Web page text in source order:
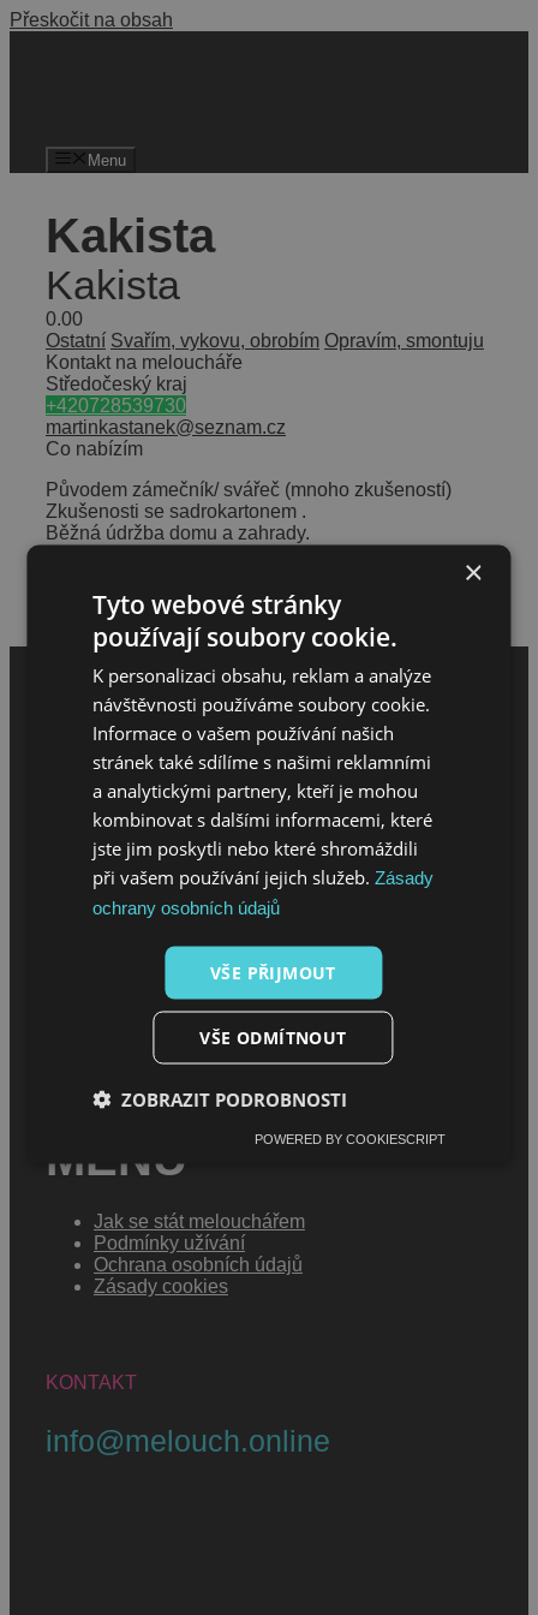
Přeskočit na obsah
Menu
Kakista
Kakista
0.00
Ostatní Svařím, vykovu, obrobím Opravím, smontuju
Kontakt na meloucháře
Středočeský kraj
+420728539730
martinkastanek@seznam.cz
Co nabízím
Původem zámečník/ svářeč (mnoho zkušeností)
Zkušenosti se sadrokartonem .
Běžná údržba domu a zahrady.
Napsat hodnocení
MENU
O projektu
Sháním melouch
MENU
Jak se stát melouchářem
Podmínky užívání
Ochrana osobních údajů
Zásady cookies
KONTAKT
info@melouch.online
×
Tyto webové stránky
používají soubory cookie.
K personalizaci obsahu, reklam a analýze
návštěvnosti používáme soubory cookie.
Informace o vašem používání našich
stránek také sdílíme s našimi reklamními
a analytickými partnery, kteří je mohou
kombinovat s dalšími informacemi, které
jste jim poskytli nebo které shromáždili
při vašem používání jejich služeb.Zásady
ochrany osobních údajů
VŠE PŘIJMOUT
VŠE ODMÍTNOUT
ZOBRAZIT PODROBNOSTI
POWERED BY COOKIESCRIPT